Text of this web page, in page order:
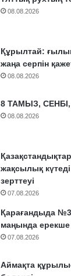
08.08.2026
Құрылтай:
жаңа серпін
08.08.2026
8 ТАМЫЗ,
08.08.2026
жақсылық күтеді
зерттеуі
07.08.2026
Қарағандыда №3
маңында
07.08.2026
Аймақта